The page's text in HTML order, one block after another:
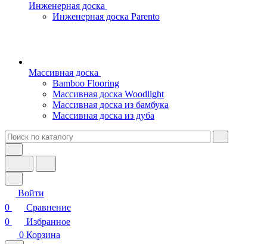
Инженерная доска
Инженерная доска Parento
Массивная доска
Bamboo Flooring
Массивная доска Woodlight
Массивная доска из бамбука
Массивная доска из дуба
Войти
0
Сравнение
0
Избранное
0 Корзина